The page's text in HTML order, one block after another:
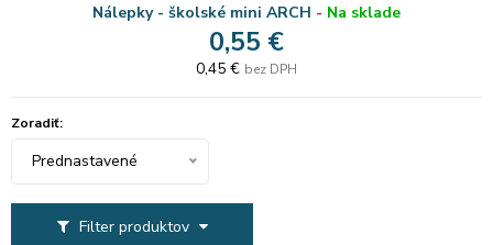
Nálepky - školské mini ARCH - Na sklade
0,55 €
0,45 € bez DPH
Filter produktov
Zoradiť:
Prednastavené